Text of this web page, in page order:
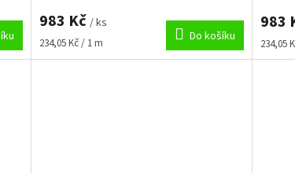
983 Kč / ks
Měrná
cena:
234,05 Kč / 1 m Do košíku
983
Měrná
cena:
234,05